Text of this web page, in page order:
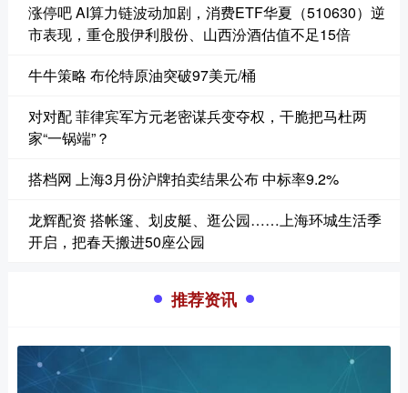
涨停吧 AI算力链波动加剧，消费ETF华夏（510630）逆
市表现，重仓股伊利股份、山西汾酒估值不足15倍
牛牛策略 布伦特原油突破97美元/桶
对对配 菲律宾军方元老密谋兵变夺权，干脆把马杜两
家“一锅端”？
搭档网 上海3月份沪牌拍卖结果公布 中标率9.2%
龙辉配资 搭帐篷、划皮艇、逛公园……上海环城生活季
开启，把春天搬进50座公园
推荐资讯